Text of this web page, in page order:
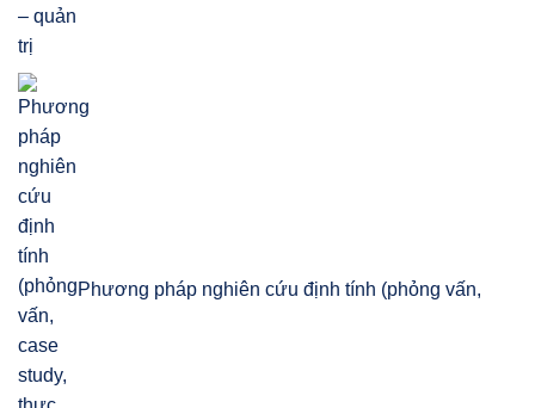
Phương pháp nghiên cứu định tính (phỏng vấn,